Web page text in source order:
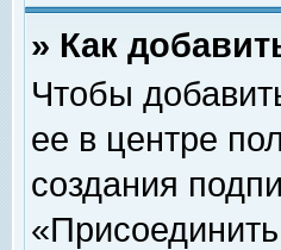
» Как
Чтобы
ее в центре
создания